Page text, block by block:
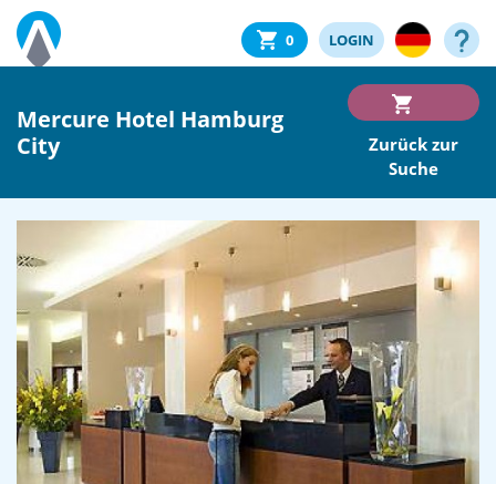
0 LOGIN
Mercure Hotel Hamburg
City
Zurück zur
Suche